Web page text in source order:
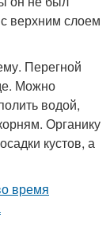
верхним слоем
Перегной
Можно
водой,
Органику
кустов, а